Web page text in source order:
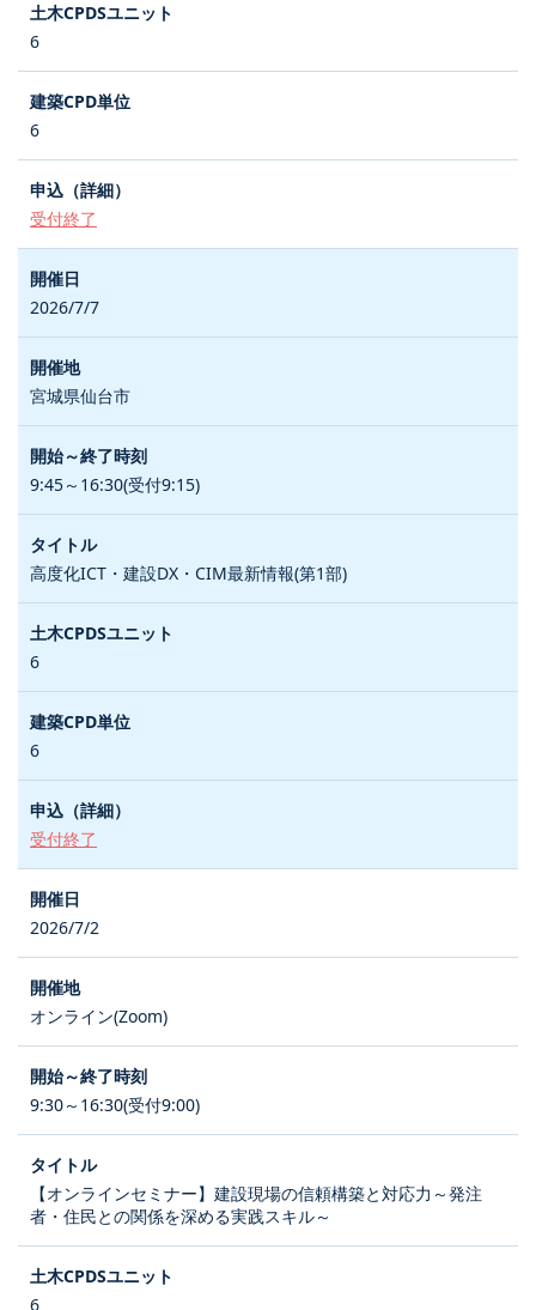
6
6
受付終了
2026/7/7
宮城県仙台市
9:45～16:30(受付9:15)
高度化ICT・建設DX・CIM最新情報(第1部)
6
6
受付終了
2026/7/2
オンライン(Zoom)
9:30～16:30(受付9:00)
【オンラインセミナー】建設現場の信頼構築と対応力～発注
者・住民との関係を深める実践スキル～
6